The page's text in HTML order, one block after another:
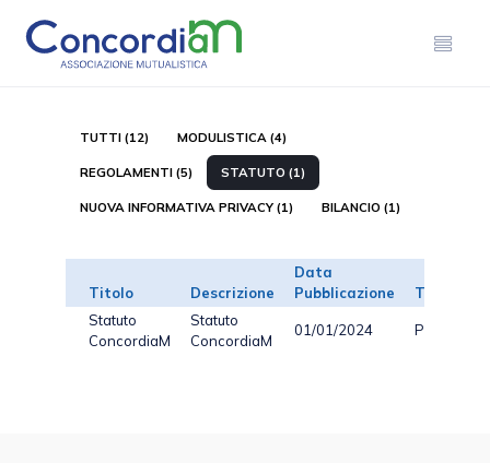
TUTTI (12) MODULISTICA (4)
REGOLAMENTI (5) STATUTO (1)
NUOVA INFORMATIVA PRIVACY (1) BILANCIO (1)
Titolo Descrizione
Data
Pubblicazione
Tipo
Statuto
ConcordiaM
Statuto
ConcordiaM
01/01/2024 PDF